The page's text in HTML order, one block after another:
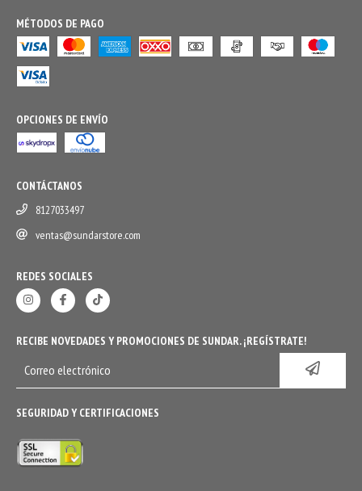
MÉTODOS DE PAGO
OPCIONES DE ENVÍO
CONTÁCTANOS
8127033497
ventas@sundarstore.com
REDES SOCIALES
RECIBE NOVEDADES Y PROMOCIONES DE SUNDAR. ¡REGÍSTRATE!
SEGURIDAD Y CERTIFICACIONES